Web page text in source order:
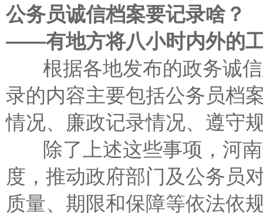
公务员诚信档案要记录啥？
——有地方将八小时内外的
根据各地发布的政务诚信
录的内容主要包括公务员档
情况、廉政记录情况、遵守
除了上述这些事项，河南
度，推动政府部门及公务员
质量、期限和保障等依法依